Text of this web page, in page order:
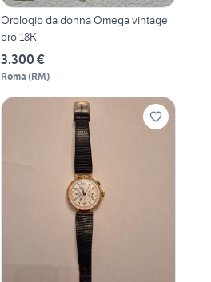
Orologio da donna Omega vintage
oro 18K
3.300 €
Roma (RM)